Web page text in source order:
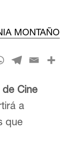
MONTAÑO
de Cine
a
que